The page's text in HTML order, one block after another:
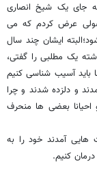
جای یک شیخ انصاری
عرض کردم که می
ایشان چند سال
یک مطلبی را گفتی،
باید آسیب شناسی کنیم
و دلزده شدند و چرا
بعضی ها منحرف
هایی آمدند خود را به
کنیم.